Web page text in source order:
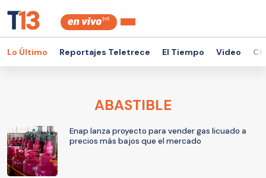
Lo Último Reportajes Teletrece El Tiempo Video
ABASTIBLE
Enap lanza proyecto para vender gas licuado a
precios más bajos que el mercado